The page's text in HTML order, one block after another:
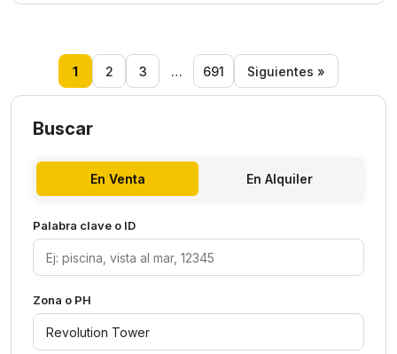
1 2 3 … 691 Siguientes »
Buscar
En Venta En Alquiler
Palabra clave o ID
Zona o PH